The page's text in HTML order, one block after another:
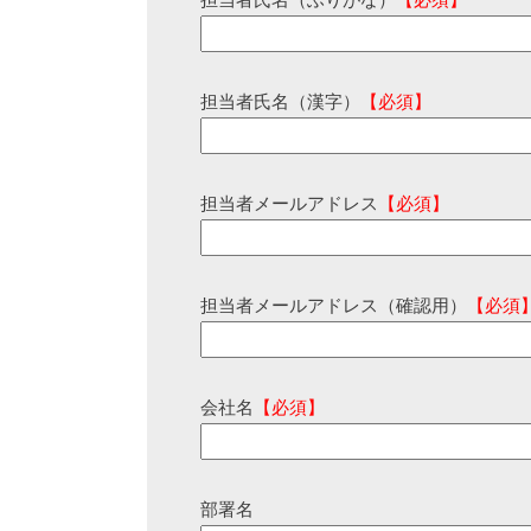
担当者氏名（漢字） 【必須】
担当者メールアドレス 【必須】
担当者メールアドレス（確認用） 【必須
会社名 【必須】
部署名